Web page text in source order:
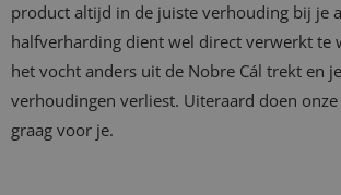
product altijd in de juiste verhouding bij je
halfverharding dient wel direct verwerkt te
het vocht anders uit de Nobre Cál trekt en
verhoudingen verliest. Uiteraard doen
graag voor je.